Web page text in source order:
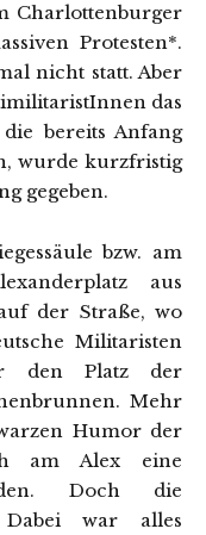
Charlottenburger
Protesten*.
nicht statt. Aber
das
bereits Anfang
wurde kurzfristig
gegeben.
bzw. am
aus
der Straße, wo
Militaristen
den Platz der
Mehr
Humor der
am Alex eine
Doch die
Dabei war alles